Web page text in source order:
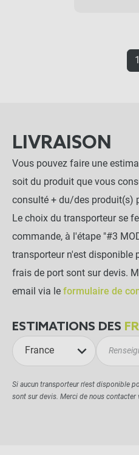
1
LIVRAISON
Vous pouvez faire une
soit du produit que vous
consulté + du/des produit(s)
Le choix du transporteur se
commande, à l'étape "#3
transporteur n'est disponible
frais de port sont sur devis.
email via le formulaire de
ESTIMATIONS DES
France
Si aucun transporteur n'est disponible
sont sur devis. Merci de nous contacter